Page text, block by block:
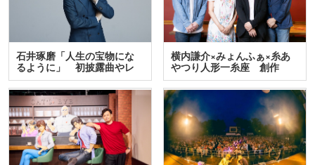
石井琢磨「人生の宝物にな
るように」 初披露曲やレ
ア…
横内謙介×みょんふぁ×糸あ
やつり人形一糸座 創作
人…